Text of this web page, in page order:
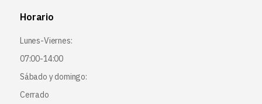
Horario
Lunes-Viernes:
07:00-14:00
Sábado y domingo:
Cerrado